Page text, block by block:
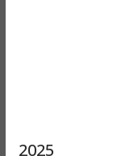
2025